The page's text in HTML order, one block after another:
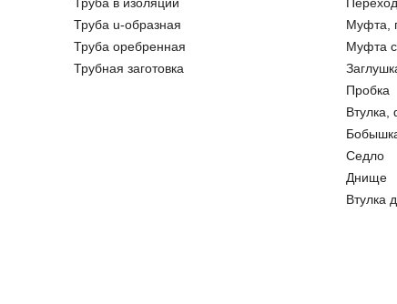
Труба в изоляции
Труба u-образная
Труба оребренная
Трубная заготовка
Муфта,
Муфта
Пробка
Втулка,
Седло
Днище
Втулка